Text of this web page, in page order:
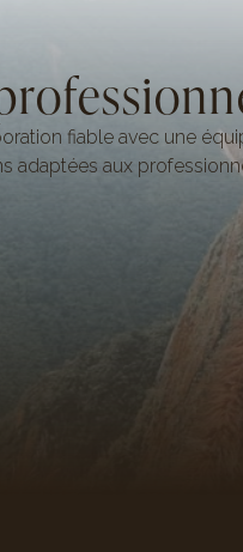
fiable avec une
adaptées aux